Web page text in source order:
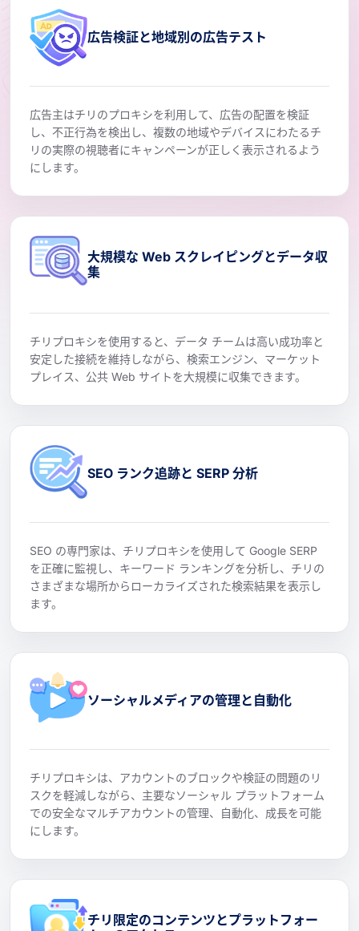
広告検証と地域別の広告テスト
広告主はチリのプロキシを利用して、広告の配置を検証
し、不正行為を検出し、複数の地域やデバイスにわたるチ
リの実際の視聴者にキャンペーンが正しく表示されるよう
にします。
大規模な Web スクレイピングとデータ収
集
チリプロキシを使用すると、データ チームは高い成功率と
安定した接続を維持しながら、検索エンジン、マーケット
プレイス、公共 Web サイトを大規模に収集できます。
SEO ランク追跡と SERP 分析
SEO の専門家は、チリプロキシを使用して Google SERP
を正確に監視し、キーワード ランキングを分析し、チリの
さまざまな場所からローカライズされた検索結果を表示し
ます。
ソーシャルメディアの管理と自動化
チリプロキシは、アカウントのブロックや検証の問題のリ
スクを軽減しながら、主要なソーシャル プラットフォーム
での安全なマルチアカウントの管理、自動化、成長を可能
にします。
チリ限定のコンテンツとプラットフォー